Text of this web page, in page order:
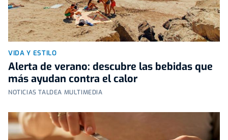
VIDA Y ESTILO
Alerta de verano: descubre las bebidas que
más ayudan contra el calor
NOTICIAS TALDEA MULTIMEDIA